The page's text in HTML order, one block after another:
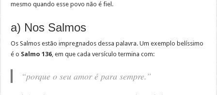
mesmo quando esse povo não é fiel.
a) Nos Salmos
Os Salmos estão impregnados dessa palavra. Um exemplo belíssimo
é o Salmo 136, em que cada versículo termina com:
“porque o seu amor é para sempre.”